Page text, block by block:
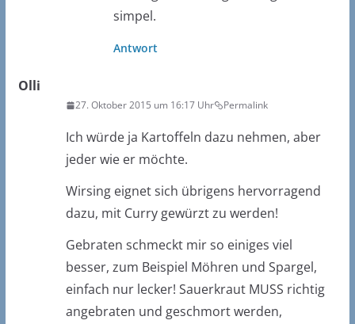
simpel.
Antwort
Olli
27. Oktober 2015 um 16:17 Uhr Permalink
Ich würde ja Kartoffeln dazu nehmen, aber
jeder wie er möchte.
Wirsing eignet sich übrigens hervorragend
dazu, mit Curry gewürzt zu werden!
Gebraten schmeckt mir so einiges viel
besser, zum Beispiel Möhren und Spargel,
einfach nur lecker! Sauerkraut MUSS richtig
angebraten und geschmort werden,